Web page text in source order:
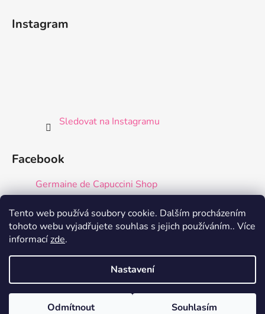
Tento web používá soubory cookie. Dalším procházením
tohoto webu vyjadřujete souhlas s jejich používáním.. Více
informacízde.
Nastavení
Odmítnout Souhlasím
Instagram
Sledovat na Instagramu
Facebook
Germaine de Capuccini Shop
Vytvořil Shoptet
Copyright 2026Germaine de Capuccini Shop. Všechna